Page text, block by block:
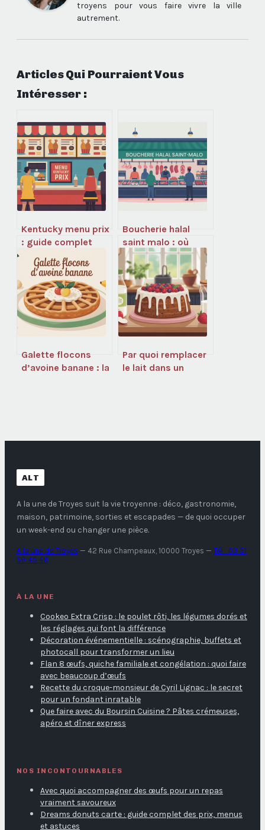
troyens pour vous faire vivre la ville
autrement.
Articles Qui Pourraient Vous
Intéresser :
Kentucky menu prix
: guide complet
pour maîtriser
votre budget fast-
food
Boucherie halal
saint malo : où
acheter de la
viande halal de
qualité
Galette flocons
d’avoine banane : la
Par quoi remplacer
le lait dans un
ALT
A la une de Troyes suit la vie troyenne : déco, gastronomie,
maison, patrimoine, sorties et escapades — de quoi occuper
un week-end ou changer une pièce.
A la une de Troyes — 42 Rue Champeaux, 10000 Troyes — Tél : 03 51
59 45 46
À LA UNE
Cookeo Extra Crisp : le poulet rôti, les légumes dorés et
les réglages qui font la différence
Décoration événementielle : scénographie, buffets et
photocall pour transformer un lieu
Flan 8 œufs, quiche familiale et congélation : quoi faire
avec beaucoup d’œufs
Recette du croque-monsieur de Cyril Lignac : le secret
pour un fondant inratable
Que faire avec du Boursin Cuisine ? Pâtes crémeuses,
apéro et dîner express
NOS INCONTOURNABLES
Avec quoi accompagner des œufs pour un repas
vraiment savoureux
Dreams donuts carte : guide complet des prix, menus
et astuces